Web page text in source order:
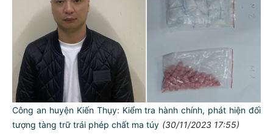
Công an huyện Kiến Thụy: Kiểm tra hành chính, phát hiện đối
tượng tàng trữ trái phép chất ma túy (30/11/2023 17:55)